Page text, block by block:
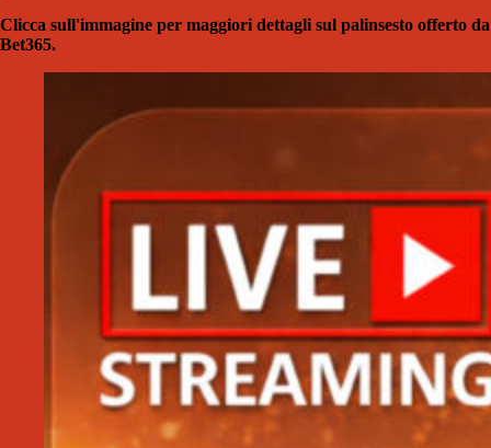
Clicca sull'immagine per maggiori dettagli sul palinsesto offerto da
Bet365.